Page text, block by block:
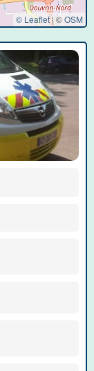
© Leaflet |©OSM